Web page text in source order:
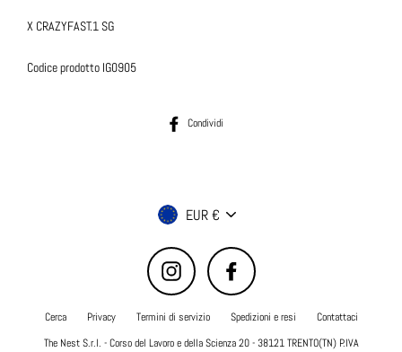
X CRAZYFAST.1 SG
Codice prodotto IG0905
Condividi
Valuta
EUR €
Instagram Facebook
Cerca Privacy Termini di servizio Spedizioni e resi
Contattaci
The Nest S.r.l. - Corso del Lavoro e della Scienza 20 - 38121 TRENTO(TN) P.IVA